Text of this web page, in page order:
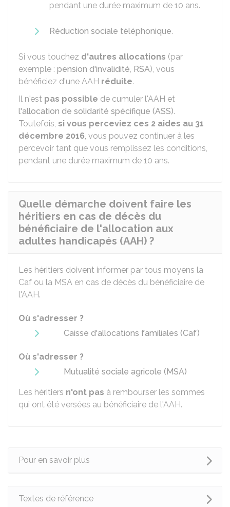
pendant une durée maximum de 10 ans.
Réduction sociale téléphonique.
Si vous touchez d'autres allocations (par
exemple : pension d'invalidité, RSA), vous
bénéficiez d'une AAH réduite.
Il n'est pas possible de cumuler l'AAH et
l'allocation de solidarité spécifique (ASS).
Toutefois, si vous perceviez ces 2 aides au 31
décembre 2016, vous pouvez continuer à les
percevoir tant que vous remplissez les conditions,
pendant une durée maximum de 10 ans.
Quelle démarche doivent faire les
héritiers en cas de décès du
bénéficiaire de l'allocation aux
adultes handicapés (AAH) ?
Les héritiers doivent informer par tous moyens la
Caf ou la MSA en cas de décès du bénéficiaire de
l'AAH.
Où s'adresser ?
Caisse d'allocations familiales (Caf)
Où s'adresser ?
Mutualité sociale agricole (MSA)
Les héritiers n'ont pas à rembourser les sommes
qui ont été versées au bénéficiaire de l'AAH.
Pour en savoir plus
Textes de référence